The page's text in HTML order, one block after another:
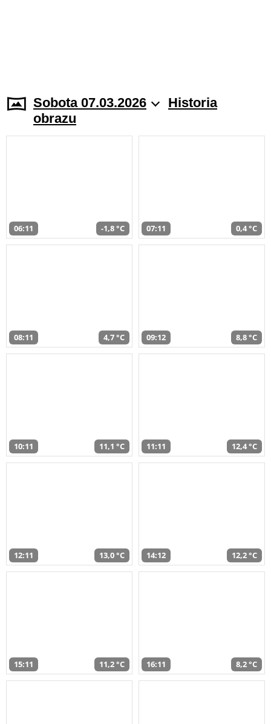
Sobota 07.03.2026
Historia
obrazu
06:11 -1,8 °C 07:11 0,4 °C
08:11 4,7 °C 09:12 8,8 °C
10:11 11,1 °C 11:11 12,4 °C
12:11 13,0 °C 14:12 12,2 °C
15:11 11,2 °C 16:11 8,2 °C